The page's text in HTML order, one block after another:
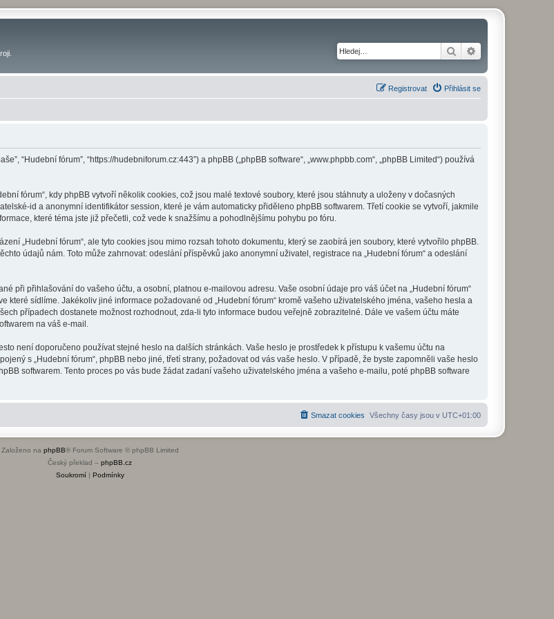
Hledat
Přihlásit se
Registrovat
“Hudební fórum”, “https://hudebniforum.cz:443”) a phpBB („phpBB software“, „www.phpbb.com“, „phpBB Limited“) používá
fórum“, kdy phpBB vytvoří několik cookies, což jsou malé textové soubory, které jsou stáhnuty a uloženy v dočasných
id a anonymní identifikátor session, které je vám automaticky přiděleno phpBB softwarem. Třetí cookie se vytvoří, jakmile
které téma jste již přečetli, což vede k snažšímu a pohodlnějšímu pohybu po fóru.
„Hudební fórum“, ale tyto cookies jsou mimo rozsah tohoto dokumentu, který se zaobírá jen soubory, které vytvořilo phpBB.
údajů nám. Toto může zahrnovat: odeslání příspěvků jako anonymní uživatel, registrace na „Hudební fórum“ a odeslání
při přihlašování do vašeho účtu, a osobní, platnou e-mailovou adresu. Vaše osobní údaje pro váš účet na „Hudební fórum“
sídlíme. Jakékoliv jiné informace požadované od „Hudební fórum“ kromě vašeho uživatelského jména, vašeho hesla a
případech dostanete možnost rozhodnout, zda-li tyto informace budou veřejně zobrazitelné. Dále ve vašem účtu máte
na váš e-mail.
není doporučeno používat stejné heslo na dalších stránkách. Vaše heslo je prostředek k přístupu k vašemu účtu na
s „Hudební fórum“, phpBB nebo jiné, třetí strany, požadovat od vás vaše heslo. V případě, že byste zapomněli vaše heslo
softwarem. Tento proces po vás bude žádat zadaní vašeho uživatelského jména a vašeho e-mailu, poté phpBB software
Všechny časy jsou v UTC+01:00
Smazat cookies
Založeno na phpBB® Forum Software © phpBB Limited
Český překlad – phpBB.cz
Soukromí| Podmínky